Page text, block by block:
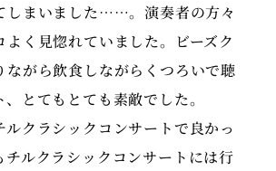
しまいました……。演奏者の方々
よく見惚れていました。ビーズク
ながら飲食しながらくつろいで聴
とてもとても素敵でした。
クラシックコンサートで良かっ
チルクラシックコンサートには行